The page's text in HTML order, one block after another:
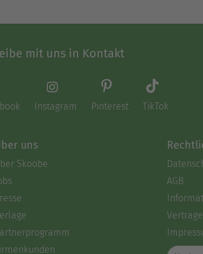
mit uns in Kontakt
Instagram Pinterest TikTok
uns
Skoobe
AGB